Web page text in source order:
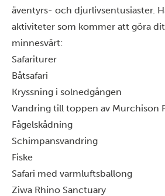
äventyrs- och djurlivsentusiaster.
aktiviteter som kommer att göra
minnesvärt:
Safariturer
Båtsafari
Kryssning i solnedgången
Vandring till toppen av Murchison
Fågelskådning
Schimpansvandring
Fiske
Safari med varmluftsballong
Ziwa Rhino Sanctuary